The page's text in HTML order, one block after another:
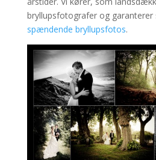
bryllupsfotografer og garanterer
spændende bryllupsfotos.